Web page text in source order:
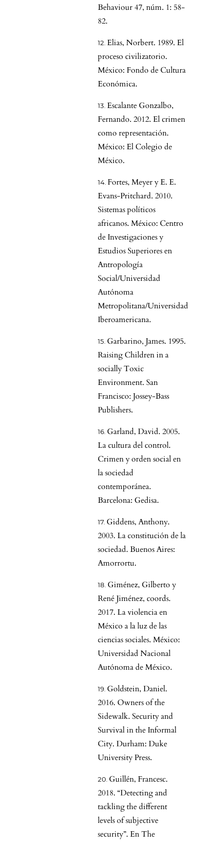
Behaviour 47, núm. 1: 58-
82.
Elias, Norbert. 1989. El
proceso civilizatorio.
México: Fondo de Cultura
Económica.
Escalante Gonzalbo,
Fernando. 2012. El crimen
como representación.
México: El Colegio de
México.
Fortes, Meyer y E. E.
Evans-Pritchard. 2010.
Sistemas políticos
africanos. México: Centro
de Investigaciones y
Estudios Superiores en
Antropología
Social/Universidad
Autónoma
Metropolitana/Universidad
Iberoamericana.
Garbarino, James. 1995.
Raising Children in a
socially Toxic
Environment. San
Francisco: Jossey-Bass
Publishers.
Garland, David. 2005.
La cultura del control.
Crimen y orden social en
la sociedad
contemporánea.
Barcelona: Gedisa.
Giddens, Anthony.
2003. La constitución de la
sociedad. Buenos Aires:
Amorrortu.
Giménez, Gilberto y
René Jiménez, coords.
2017. La violencia en
México a la luz de las
ciencias sociales. México:
Universidad Nacional
Autónoma de México.
Goldstein, Daniel.
2016. Owners of the
Sidewalk. Security and
Survival in the Informal
City. Durham: Duke
University Press.
Guillén, Francesc.
2018. “Detecting and
tackling the different
levels of subjective
security”. En The